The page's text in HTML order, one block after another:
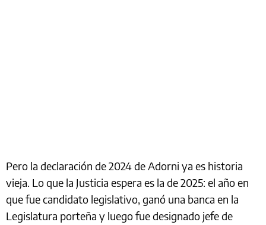
Pero la declaración de 2024 de Adorni ya es historia
vieja. Lo que la Justicia espera es la de 2025: el año en
que fue candidato legislativo, ganó una banca en la
Legislatura porteña y luego fue designado jefe de